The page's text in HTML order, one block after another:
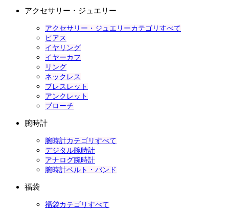
アクセサリー・ジュエリー
アクセサリー・ジュエリーカテゴリすべて
ピアス
イヤリング
イヤーカフ
リング
ネックレス
ブレスレット
アンクレット
ブローチ
腕時計
腕時計カテゴリすべて
デジタル腕時計
アナログ腕時計
腕時計ベルト・バンド
福袋
福袋カテゴリすべて